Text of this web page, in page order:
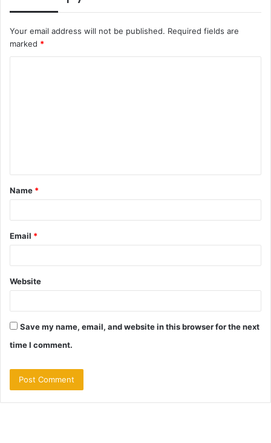
Your email address will not be published. Required fields are
marked *
t
*
Name *
Email *
Website
Save my name, email, and website in this browser for the next
time I comment.